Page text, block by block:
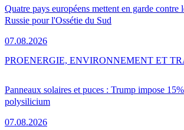
Quatre pays européens mettent en garde contre
Russie pour l'Ossétie du Sud
07.08.2026
Panneaux solaires et puces : Trump impose
polysilicium
07.08.2026
PROENERGIE, ENVIRONNEMENT ET